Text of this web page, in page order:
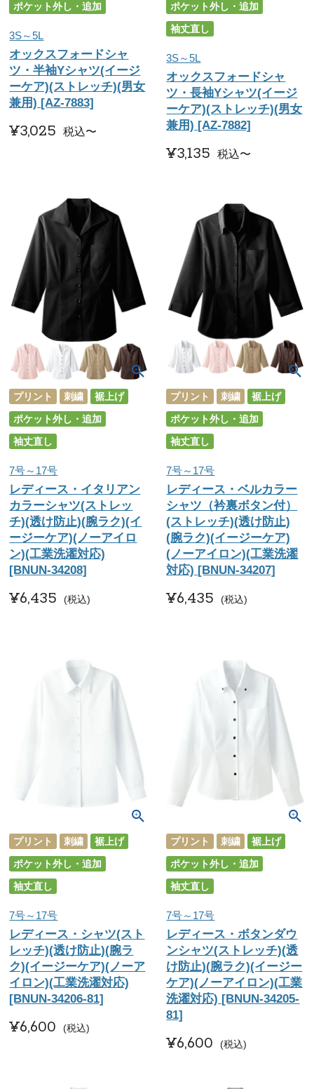
ポケット外し・追加
3S～5L
オックスフォードシャ
ツ・半袖Yシャツ(イージ
ーケア)(ストレッチ)(男女
兼用) [AZ-7883]
¥3,025 税込〜
ポケット外し・追加
袖丈直し
3S～5L
オックスフォードシャ
ツ・長袖Yシャツ(イージ
ーケア)(ストレッチ)(男女
兼用) [AZ-7882]
¥3,135 税込〜
プリント 刺繍
裾上げ
ポケット外し・追加
袖丈直し
7号～17号
レディース・イタリアン
カラーシャツ(ストレッ
チ)(透け防止)(腕ラク)(イ
ージーケア)(ノーアイロ
ン)(工業洗濯対応)
[BNUN-34208]
¥6,435 税込
プリント 刺繍
裾上げ
ポケット外し・追加
袖丈直し
7号～17号
レディース・ベルカラー
シャツ（衿裏ボタン付）
(ストレッチ)(透け防止)
(腕ラク)(イージーケア)
(ノーアイロン)(工業洗濯
対応) [BNUN-34207]
¥6,435 税込
プリント 刺繍
裾上げ
ポケット外し・追加
袖丈直し
7号～17号
レディース・シャツ(スト
レッチ)(透け防止)(腕ラ
ク)(イージーケア)(ノーア
イロン)(工業洗濯対応)
[BNUN-34206-81]
¥6,600 税込
プリント 刺繍
裾上げ
ポケット外し・追加
袖丈直し
7号～17号
レディース・ボタンダウ
ンシャツ(ストレッチ)(透
け防止)(腕ラク)(イージー
ケア)(ノーアイロン)(工業
洗濯対応) [BNUN-34205-
81]
¥6,600 税込